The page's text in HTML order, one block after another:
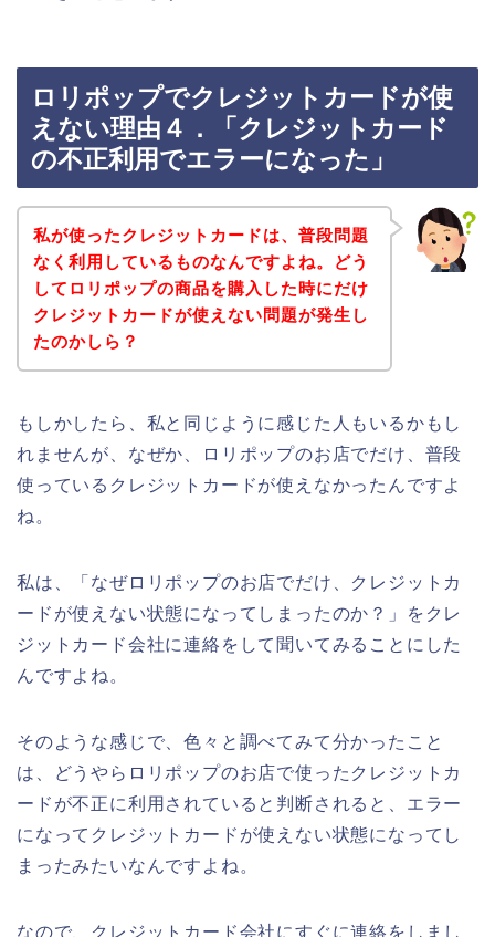
ロリポップでクレジットカードが使
えない理由４．「クレジットカード
の不正利用でエラーになった」
私が使ったクレジットカードは、普段問題
なく利用しているものなんですよね。どう
してロリポップの商品を購入した時にだけ
クレジットカードが使えない問題が発生し
たのかしら？
もしかしたら、私と同じように感じた人もいるかもし
れませんが、なぜか、ロリポップのお店でだけ、普段
使っているクレジットカードが使えなかったんですよ
ね。
私は、「なぜロリポップのお店でだけ、クレジットカ
ードが使えない状態になってしまったのか？」をクレ
ジットカード会社に連絡をして聞いてみることにした
んですよね。
そのような感じで、色々と調べてみて分かったこと
は、どうやらロリポップのお店で使ったクレジットカ
ードが不正に利用されていると判断されると、エラー
になってクレジットカードが使えない状態になってし
まったみたいなんですよね。
なので、クレジットカード会社にすぐに連絡をしまし